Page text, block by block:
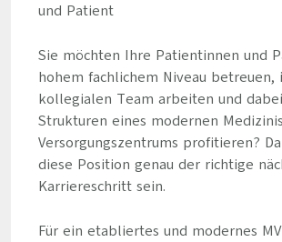
und Patient
Sie möchten Ihre Patientinnen und
hohem fachlichem Niveau betreuen,
kollegialen Team arbeiten und
Strukturen eines modernen
Versorgungszentrums profitieren?
diese Position genau der richtige
Karriereschritt sein.
Für ein etabliertes und modernes